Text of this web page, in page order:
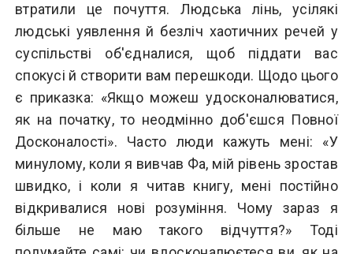
втратили це почуття. Людська лінь, усілякі
людські уявлення й безліч хаотичних речей у
суспільстві об'єдналися, щоб піддати вас
спокусі й створити вам перешкоди. Щодо цього
є приказка: «Якщо можеш удосконалюватися,
як на початку, то неодмінно доб'єшся Повної
Досконалості». Часто люди кажуть мені: «У
минулому, коли я вивчав Фа, мій рівень зростав
швидко, і коли я читав книгу, мені постійно
відкривалися нові розуміння. Чому зараз я
більше не маю такого відчуття?» Тоді